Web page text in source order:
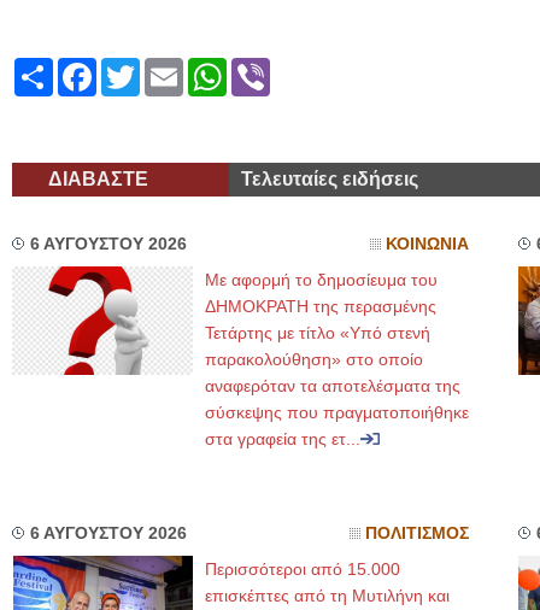
ShareFacebook
TwitterEmailWhatsApp
ΔΙΑΒΑΣΤΕ Τελευταίες ειδήσεις
6 ΑΥΓΟΥΣΤΟΥ 2026 ΚΟΙΝΩΝΙΑ
Με αφορμή το δημοσίευμα του
ΔΗΜΟΚΡΑΤΗ της περασμένης
Τετάρτης με τίτλο «Υπό στενή
παρακολούθηση» στο οποίο
αναφερόταν τα αποτελέσματα της
σύσκεψης που πραγματοποιήθηκε
στα γραφεία της ετ...
6 ΑΥΓΟΥΣΤΟΥ 2026 ΠΟΛΙΤΙΣΜΟΣ
Περισσότεροι από 15.000
επισκέπτες από τη Μυτιλήνη και